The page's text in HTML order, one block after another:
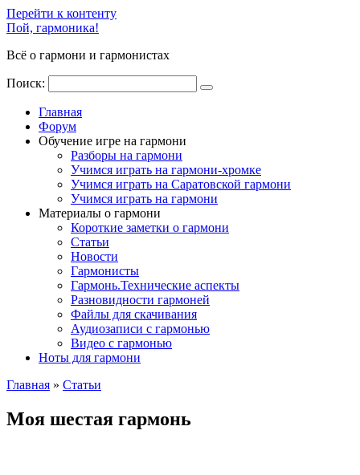
Перейти к контенту
Пой, гармоника!
Всё о гармони и гармонистах
Поиск:
Главная
Форум
Обучение игре на гармони
Разборы на гармони
Учимся играть на гармони-хромке
Учимся играть на Саратовской гармони
Учимся играть на гармони
Материалы о гармони
Короткие заметки о гармони
Cтатьи
Новости
Гармонисты
Гармонь.Технические аспекты
Разновидности гармоней
Файлы для скачивания
Аудиозаписи с гармонью
Видео с гармонью
Ноты для гармони
Главная » Cтатьи
Моя шестая гармонь